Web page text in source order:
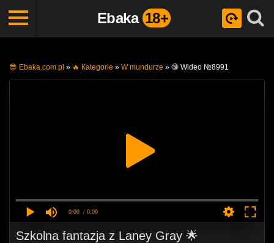
Ebaka 18+
😎 Ebaka.com.pl » 🔥 Кategorie » W mundurze » 🔞 Wideo №8991
0:00 / 0:00
Szkolna fantazja z Laney Gray 🌟